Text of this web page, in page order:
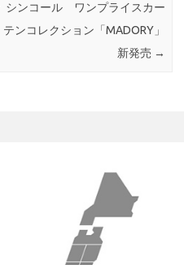
シンコール ワンプライスカー
テンコレクション「MADORY」
新発売 →